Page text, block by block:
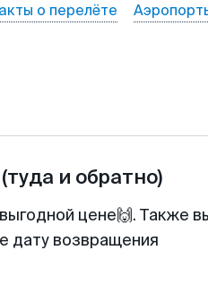
о перелёте
(туда и обратно)
цене🙌. Также
дату возвращения